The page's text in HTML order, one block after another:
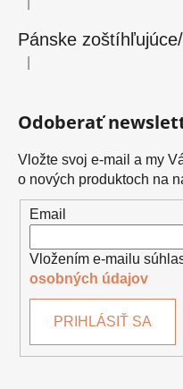
Hodnotenie produktu je 5
Pánske
Hodnotenie produktu je 5
Odoberať
Vložte svoj e-mail a my
o nových produktoch na
Email
Vložením e-mailu
osobných údajov
PRIHLÁSIŤ SA